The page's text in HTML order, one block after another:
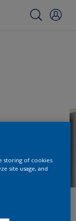
storing of cookies
site usage, and